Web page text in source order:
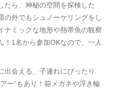
たら、神秘の空間を探検した
の外でもシュノーケリングをし
ナミックな地形や熱帯魚の観察
！1名から参加OKなので、一人
出会える、子連れにぴったり
ー”もあり！箱メガネや浮き輪